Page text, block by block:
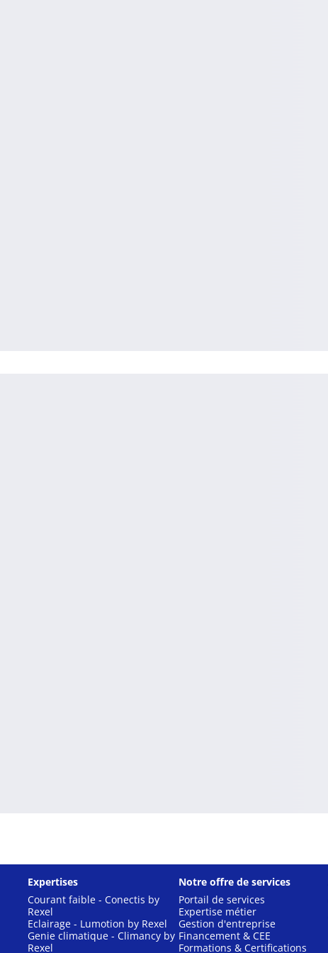
Expertises
Courant faible - Conectis by
Rexel
Eclairage - Lumotion by Rexel
Genie climatique - Climancy by
Rexel
Notre offre de services
Portail de services
Expertise métier
Gestion d'entreprise
Financement & CEE
Formations & Certifications